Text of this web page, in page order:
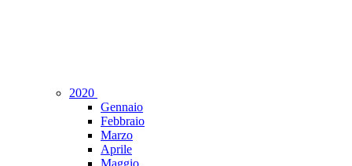
2020
Gennaio
Febbraio
Marzo
Aprile